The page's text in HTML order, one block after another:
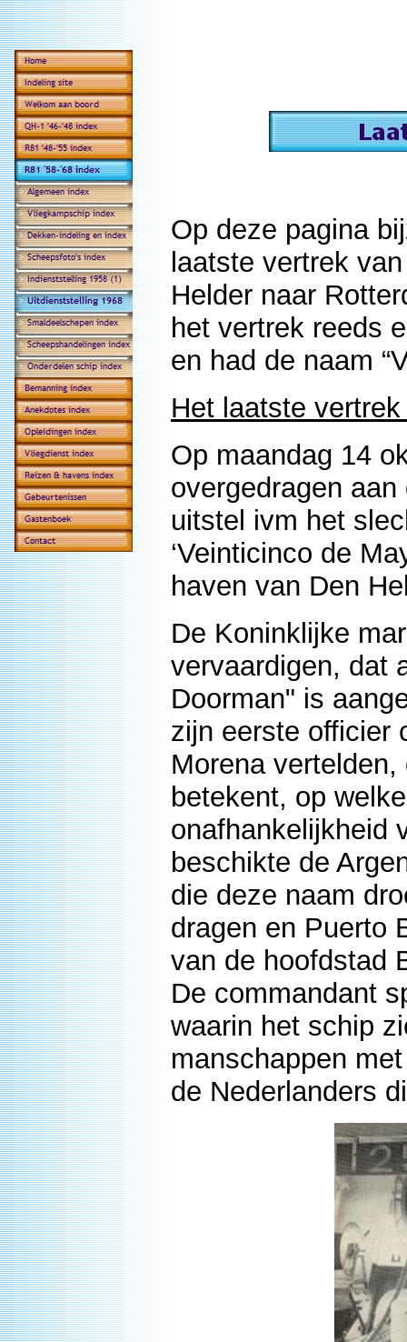
Op deze pagina
laatste vertrek
Helder naar
het vertrek reeds
en had de naam
Het laatste
Op maandag 14
overgedragen
uitstel ivm het
‘Veinticinco de
haven van Den
De Koninklijke
vervaardigen, dat
Doorman" is
zijn eerste officier
Morena
betekent, op
onafhankelijkheid
beschikte de
die deze naam
dragen en Puerto
van de hoofdstad
De commandant
waarin het schip
manschappen
de Nederlanders